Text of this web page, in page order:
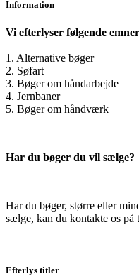
Information
Vi efterlyser følgende emner
1. Alternative bøger
2. Søfart
3. Bøger om håndarbejde
4. Jernbaner
5. Bøger om håndværk
Har du bøger du vil sælge?
Har du bøger, større eller
sælge, kan du kontakte os på
Efterlys titler